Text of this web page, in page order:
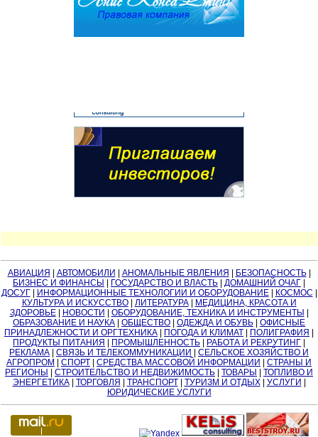
АВИАЦИЯ АВТОМОБИЛИ АНОМАЛЬНЫЕ ЯВЛЕНИЯ БЕЗОПАСНОСТЬ|
БИЗНЕС И ФИНАНСЫ
ГОСУДАРСТВО И ВЛАСТЬ ДОМАШНИЙ ОЧАГ
ДОСУГ| ИНФОРМАЦИОННЫЕ ТЕХНОЛОГИИ И ОБОРУДОВАНИЕ| КОСМОС
КУЛЬТУРА И ИСКУССТВО| ЛИТЕРАТУРА|
МЕДИЦИНА, КРАСОТА И
ЗДОРОВЬЕ| НОВОСТИ ОБОРУДОВАНИЕ, ТЕХНИКА И ИНСТРУМЕНТЫ
ОБРАЗОВАНИЕ И НАУКА
ОБЩЕСТВО ОДЕЖДА И ОБУВЬ
ОФИСНЫЕ
ПРИНАДЛЕЖНОСТИ И ОРГТЕХНИКА
ПОГОДА И КЛИМАТ ПОЛИГРАФИЯ
ПРОДУКТЫ ПИТАНИЯ
ПРОМЫШЛЕННОСТЬ РАБОТА И РЕКРУТИНГ
РЕКЛАМА
СВЯЗЬ И ТЕЛЕКОММУНИКАЦИИ
СЕЛЬСКОЕ ХОЗЯЙСТВО И
АГРОПРОМ
СПОРТ СРЕДСТВА МАССОВОЙ ИНФОРМАЦИИ
СТРАНЫ И
РЕГИОНЫ
СТРОИТЕЛЬСТВО И НЕДВИЖИМОСТЬ ТОВАРЫ
ТОПЛИВО И
ЭНЕРГЕТИКА| ТОРГОВЛЯ ТРАНСПОРТ| ТУРИЗМ И ОТДЫХ| УСЛУГИ
ЮРИДИЧЕСКИЕ УСЛУГИ